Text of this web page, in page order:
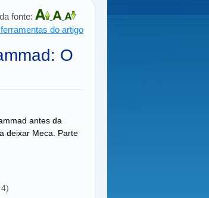
fonte:
do artigo
O
antes da
deixar Meca. Parte